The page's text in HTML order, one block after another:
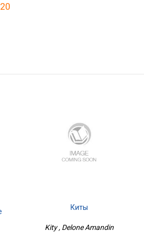
Киты
Kity , Delone Amandin